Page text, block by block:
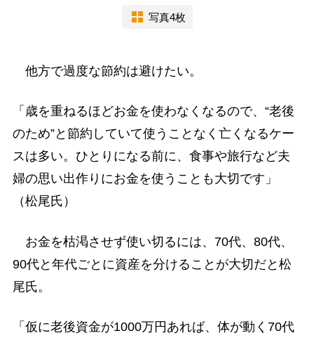
写真4枚
他方で過度な節約は避けたい。
「歳を重ねるほどお金を使わなくなるので、“老後
のため”と節約していて使うことなく亡くなるケー
スは多い。ひとりになる前に、食事や旅行など夫
婦の思い出作りにお金を使うことも大切です」
（松尾氏）
お金を枯渇させず使い切るには、70代、80代、
90代と年代ごとに資産を分けることが大切だと松
尾氏。
「仮に老後資金が1000万円あれば、体が動く70代